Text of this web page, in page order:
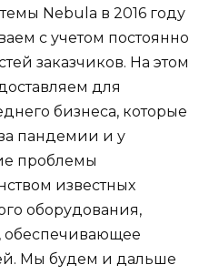
Nebula в 2016 году
с учетом постоянно
заказчиков. На этом
для
бизнеса, которые
пандемии и у
проблемы
известных
оборудования,
обеспечивающее
Мы будем и дальше